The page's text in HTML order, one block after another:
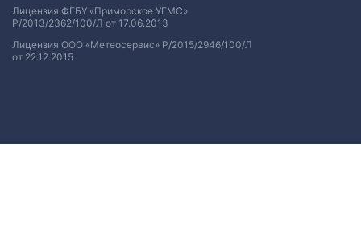
Лицензия ФГБУ «Приморское УГМС»
Р/2013/2362/100/Л от 17.06.2013
Лицензия ООО «Метеосервис» Р/2015/2946/100/Л
от 22.12.2015